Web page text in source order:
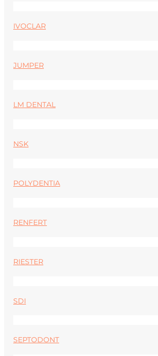
IVOCLAR
JUMPER
LM DENTAL
NSK
POLYDENTIA
RENFERT
RIESTER
SDI
SEPTODONT